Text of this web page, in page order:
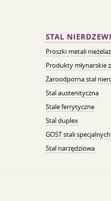
STAL
Proszki metali
Produkty młynarskie
Żaroodporna stal
Stal austenityczna
Stale ferrytyczne
Stal duplex
GOST stali specjalnych
Stal narzędziowa